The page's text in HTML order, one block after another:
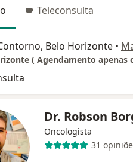
Teleconsulta
Belo Horizonte •
( Agendamento apenas
Dr. Robson
Oncologista
31